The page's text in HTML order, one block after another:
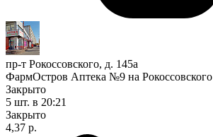
пр-т Рокоссовского, д. 145а
ФармОстров Аптека №9 на Рокоссовского
Закрыто
5 шт. в 20:21
Закрыто
4,37 р.